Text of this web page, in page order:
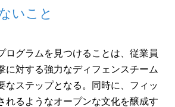
いこと
ログラムを見つけることは、従業員
に対する強力なディフェンスチーム
なステップとなる。同時に、フィッ
れるようなオープンな文化を醸成す